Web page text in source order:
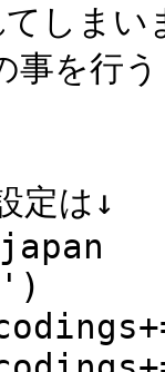
しまい
を行う
定は↓